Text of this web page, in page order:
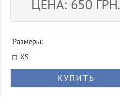
ЦЕНА: 650 ГРН.
Размеры:
XS
КУПИТЬ